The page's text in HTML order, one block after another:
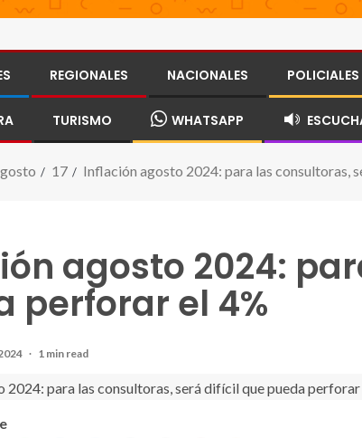
REGIONALES NACIONALES POLICIALES
TURISMO WHATSAPP
17 Inflación agosto 2024: para las consultoras,
agosto 2024:
perforar el 4%
1 min read